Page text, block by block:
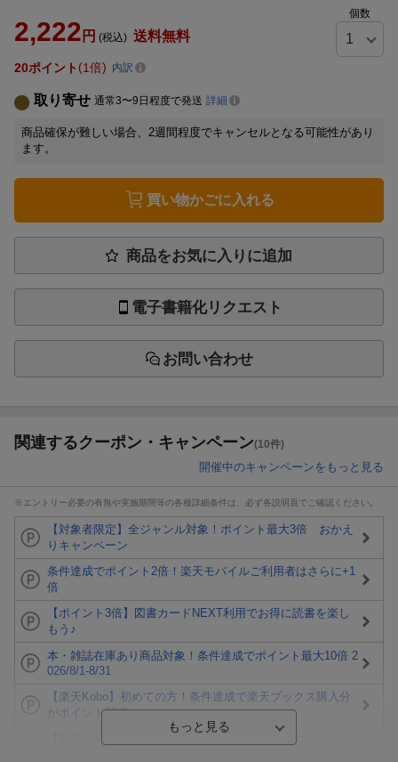
2,222 円 (税込) 送料無料
個数
20ポイント 1倍 内訳
取り寄せ 通常3〜9日程度で発送 詳細
商品確保が難しい場合、2週間程度でキャンセルとなる可能性があり
ます。
買い物かごに入れる
商品をお気に入りに追加
電子書籍化リクエスト
お問い合わせ
関連するクーポン・キャンペーン(10件)
開催中のキャンペーンをもっと見る
※エントリー必要の有無や実施期間等の各種詳細条件は、必ず各説明頁でご確認ください。
【対象者限定】全ジャンル対象！ポイント最大3倍 おかえ
りキャンペーン
条件達成でポイント2倍！楽天モバイルご利用者はさらに+1
倍
【ポイント3倍】図書カードNEXT利用でお得に読書を楽し
もう♪
本・雑誌在庫あり商品対象！条件達成でポイント最大10倍 2
026/8/1-8/31
【楽天Kobo】初めての方！条件達成で楽天ブックス購入分
がポイント20倍